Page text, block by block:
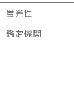
蛍光性
鑑定機関